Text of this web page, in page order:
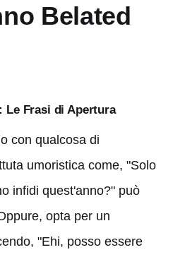
Belated
Le Frasi di Apertura
con qualcosa di
umoristica come, "Solo
infidi quest'anno?" può
opta per un
"Ehi, posso essere